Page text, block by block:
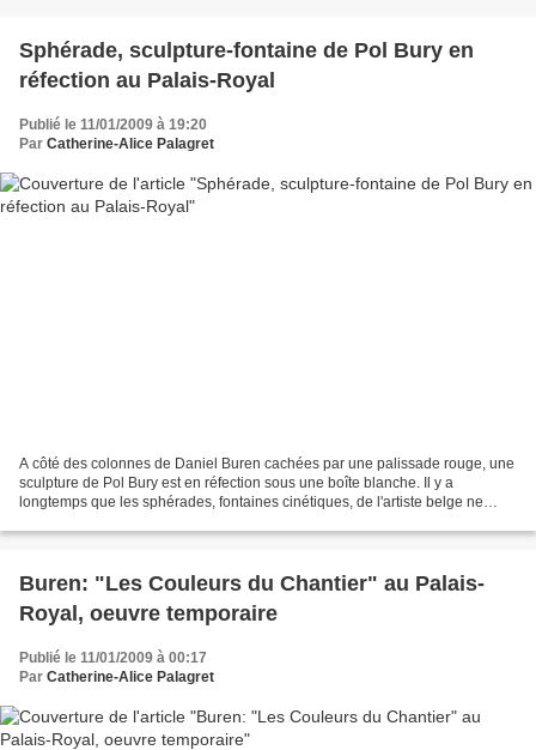
Sphérade, sculpture-fontaine de Pol Bury en
réfection au Palais-Royal
Publié le 11/01/2009 à 19:20
Par Catherine-Alice Palagret
A côté des colonnes de Daniel Buren cachées par une palissade rouge, une
sculpture de Pol Bury est en réfection sous une boîte blanche. Il y a
longtemps que les sphérades, fontaines cinétiques, de l'artiste belge ne
Buren: "Les Couleurs du Chantier" au Palais-
Royal, oeuvre temporaire
Publié le 11/01/2009 à 00:17
Par Catherine-Alice Palagret